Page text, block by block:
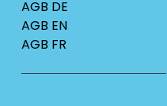
AGB DE
AGB EN
AGB FR